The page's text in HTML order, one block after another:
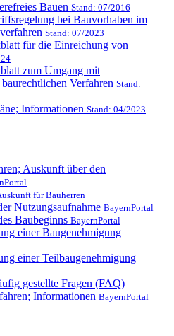
Bauen Stand: 07/2016
bei Bauvorhaben im
Stand: 07/2023
für die Einreichung von
zum Umgang mit
Verfahren Stand:
Informationen Stand: 04/2023
Auskunft über den
für Bauherren
Nutzungsaufnahme BayernPortal
Baubeginns BayernPortal
einer Baugenehmigung
einer Teilbaugenehmigung
gestellte Fragen (FAQ)
Informationen BayernPortal